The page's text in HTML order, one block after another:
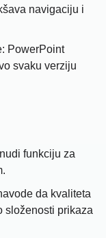
navigaciju i
PowerPoint
svaku verziju
funkciju za
da kvaliteta
složenosti prikaza